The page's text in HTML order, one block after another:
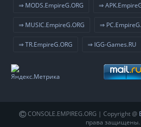
⇒ MODS.EmpireG.ORG ⇒
⇒ MUSIC.EmpireG.ORG ⇒
⇒ TR.EmpireG.ORG ⇒ IGG-Games.RU
CONSOLE.EMPIREG.ORG | Copyright @
права защищены.